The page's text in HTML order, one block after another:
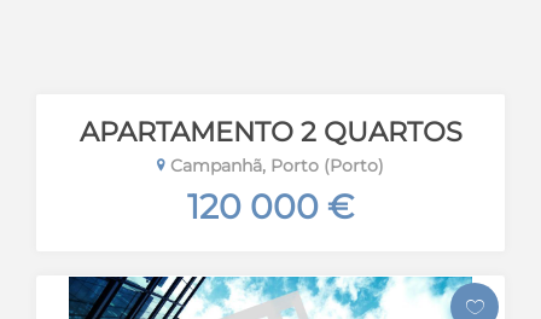
APARTAMENTO 2 QUARTOS
Campanhã, Porto (Porto)
120 000 €